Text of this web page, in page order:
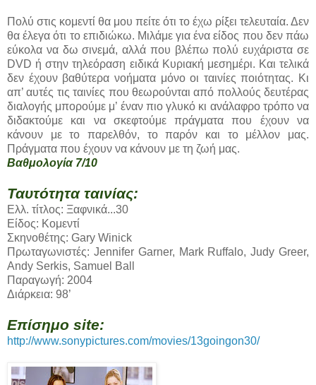
Πολύ στις κομεντί θα μου πείτε ότι το έχω ρίξει τελευταία. Δεν
θα έλεγα ότι το επιδιώκω. Μιλάμε για ένα είδος που δεν πάω
εύκολα να δω σινεμά, αλλά που βλέπω πολύ ευχάριστα σε
DVD ή στην τηλεόραση ειδικά Κυριακή μεσημέρι. Και τελικά
δεν έχουν βαθύτερα νοήματα μόνο οι ταινίες ποιότητας. Κι
απ’ αυτές τις ταινίες που θεωρούνται από πολλούς δευτέρας
διαλογής μπορούμε μ’ έναν πιο γλυκό κι ανάλαφρο τρόπο να
διδακτούμε και να σκεφτούμε πράγματα που έχουν να
κάνουν με το παρελθόν, το παρόν και το μέλλον μας.
Πράγματα που έχουν να κάνουν με τη ζωή μας.
Βαθμολογία 7/10
Ταυτότητα ταινίας:
Ελλ. τίτλος: Ξαφνικά...30
Είδος: Κομεντί
Σκηνοθέτης: Gary Winick
Πρωταγωνιστές: Jennifer Garner, Mark Ruffalo, Judy Greer,
Andy Serkis, Samuel Ball
Παραγωγή: 2004
Διάρκεια: 98’
Επίσημο site:
http://www.sonypictures.com/movies/13goingon30/